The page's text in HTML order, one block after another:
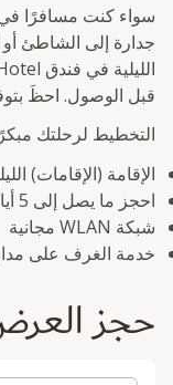
سواء كنت مسافرًا
جدارة إلى الشاطئ أو
قبل الوصول. احظَ بتوفير ما يصل
التخطيط لرحلتك
الإقامة (الإقامات)
احجز ما يصل إلى 5 أيام قبل الوصول
شبكة WLAN مجانية
خدمة الغرف على مدار 24
حجز